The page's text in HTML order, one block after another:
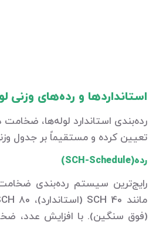
استانداردها و رده‌های وزنی
رده‌بندی استاندارد لوله‌ها، ضخامت
تعیین کرده و مستقیماً بر جدول
رده(SCH-Schedule)
رایج‌ترین سیستم رده‌بندی
(فوق سنگین). با افزایش عدد،